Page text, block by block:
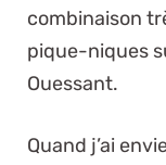
combinaison
pique-niques
Ouessant.
Quand j’ai